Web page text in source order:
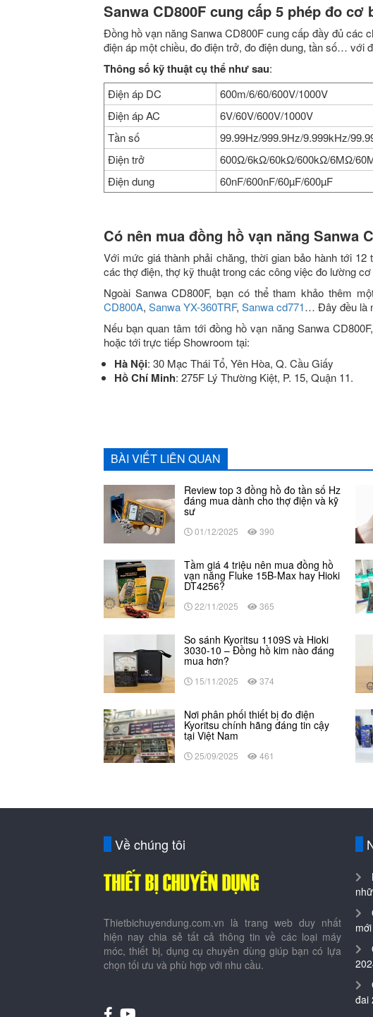
Sanwa CD800F cung cấp 5 phép đo cơ
Đồng hồ vạn năng Sanwa CD800F cung cấp đầy đủ các
điện áp một chiều, đo điện trở, đo điện dung, tần số… với
Thông số kỹ thuật cụ thể như sau:
Điện áp DC
600m/6/60/600V/1000V
Điện áp AC
6V/60V/600V/1000V
Tần số
99.99Hz/999.9Hz/9.999kHz/
Điện trở
600Ω/6kΩ/60kΩ/600kΩ/6MΩ/
Điện dung
60nF/600nF/60µF/600µF
Có nên mua đồng hồ vạn năng Sanwa
Với mức giá thành phải chăng, thời gian bảo hành tới
các thợ điện, thợ kỹ thuật trong các công việc đo lường cơ
Ngoài Sanwa CD800F, bạn có thể tham khảo thêm
CD800A, Sanwa YX-360TRF, Sanwa cd771… Đây đều là
Nếu bạn quan tâm tới đồng hồ vạn năng Sanwa
hoặc tới trực tiếp Showroom tại:
Hà Nội: 30 Mạc Thái Tổ, Yên Hòa, Q. Cầu Giấy
Hồ Chí Minh: 275F Lý Thường Kiệt, P. 15, Quận 11.
BÀI VIẾT LIÊN QUAN
Review top 3 đồng hồ đo tần số Hz
đáng mua dành cho thợ điện và kỹ
sư
01/12/2025 390
Tầm giá 4 triệu nên mua đồng hồ
vạn năng Fluke 15B-Max hay Hioki
DT4256?
22/11/2025 365
So sánh Kyoritsu 1109S và Hioki
3030-10 – Đồng hồ kim nào đáng
mua hơn?
15/11/2025 374
Nơi phân phối thiết bị đo điện
Kyoritsu chính hãng đáng tin cậy
tại Việt Nam
25/09/2025 461
mới
đai
Về chúng tôi
Thietbichuyendung.com.vn là trang web duy nhất
hiện nay chia sẻ tất cả thông tin về các loại máy
móc, thiết bị, dụng cụ chuyên dùng giúp bạn có lựa
chọn tối ưu và phù hợp với nhu cầu.